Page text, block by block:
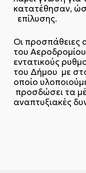
κατατέθησαν,
επίλυσης.
Οι προσπάθειες
του Αεροδρομίου
εντατικούς
του Δήμου με
οποίο
προσδώσει τα
αναπτυξιακές